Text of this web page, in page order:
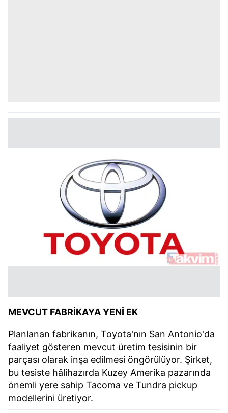
MEVCUT FABRİKAYA YENİ EK
Planlanan fabrikanın, Toyota'nın San Antonio'da
faaliyet gösteren mevcut üretim tesisinin bir
parçası olarak inşa edilmesi öngörülüyor. Şirket,
bu tesiste hâlihazırda Kuzey Amerika pazarında
önemli yere sahip Tacoma ve Tundra pickup
modellerini üretiyor.